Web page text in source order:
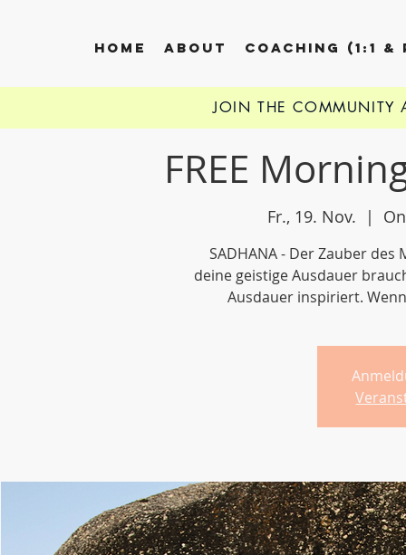
HOME ABOUT COACHING (1:1 &
FREE
Fr., 19. Nov.
  |
SADHANA - Der Zauber
deine geistige Ausdauer
Ausdauer inspiriert.
JOIN THE COMMUNITY